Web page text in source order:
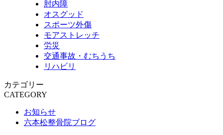
肘内障
オスグッド
スポーツ外傷
モアストレッチ
労災
交通事故・むちうち
リハビリ
カテゴリー
CATEGORY
お知らせ
六本松整骨院ブログ